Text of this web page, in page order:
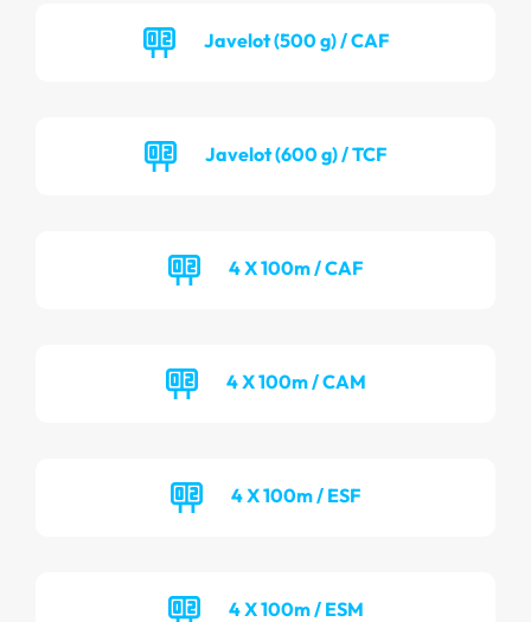
Javelot (500 g) / CAF
Javelot (600 g) / TCF
4 X 100m / CAF
4 X 100m / CAM
4 X 100m / ESF
4 X 100m / ESM